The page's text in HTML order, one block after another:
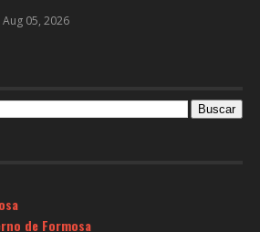
Aug 05, 2026
de Formosa